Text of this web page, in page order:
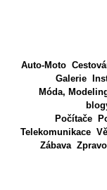
Auto-Moto
Galerie
Móda,
Počítače
Telekomunikace
Zábava